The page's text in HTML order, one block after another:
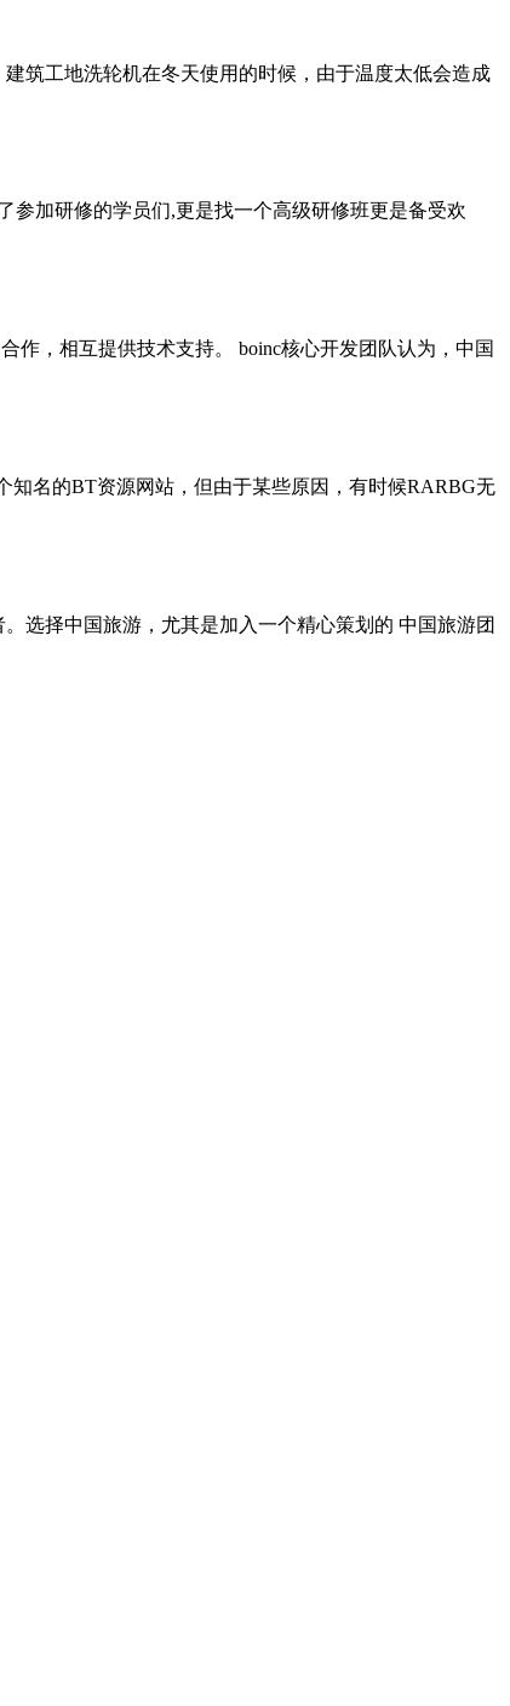
筑工地洗轮机在冬天使用的时候，由于温度太低会造成
参加研修的学员们,更是找一个高级研修班更是备受欢
作，相互提供技术支持。 boinc核心开发团队认为，中国
名的BT资源网站，但由于某些原因，有时候RARBG无
选择中国旅游，尤其是加入一个精心策划的 中国旅游团